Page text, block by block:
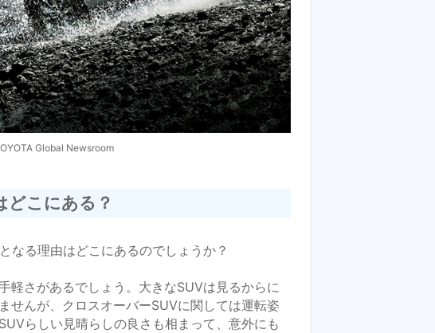
Global Newsroom
どこにある？
なる理由はどこにあるのでしょうか？
軽さがあるでしょう。大きなSUVは見るからに
せんが、クロスオーバーSUVに関しては運転姿
らしい見晴らしの良さも相まって、意外にも